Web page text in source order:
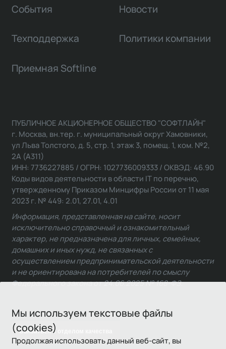
Мы используем текстовые файлы
(cookies)
Продолжая использовать данный веб-сайт, вы
События Новости
Техподдержка Политики компании
Приемная Softline
Связаться с отделом качества
ПУБЛИЧНОЕ АКЦИОНЕРНОЕ ОБЩЕСТВО "СОФТЛАЙН"
г. Москва, вн.тер. г. муниципальный округ Хамовники,
ул Льва Толстого, д. 5, стр. 1, этаж 3, помещ. 1, ком. №2,
2А (А311)
ИНН: 7736227885 / ОГРН: 1027736009333 / ОКВЭД: 46.90
Коды видов деятельности в области IT по перечню,
утвержденному Приказом Минцифры России от 11 мая
2023 г. № 449: 2.01, 27.01, 4.01
Информация, представленная на сайте, носит
исключительно справочный и ознакомительный
характер, не предназначена для личных, семейных,
домашних и иных нужд, не связанных с
осуществлением предпринимательской деятельности
и не ориентирована на потребителей по смыслу
Федерального закона от 24.06.2025 № 168-ФЗ.